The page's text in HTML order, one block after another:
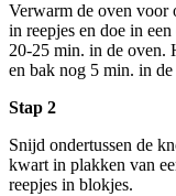
Verwarm de oven voor
in reepjes en doe in
20-25 min. in de oven.
en bak nog 5 min. in de
Stap 2
Snijd ondertussen de
kwart in plakken van
reepjes in blokjes.